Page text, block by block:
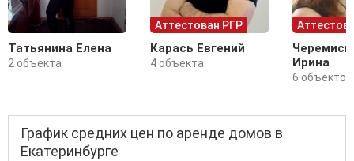
Татьянина Елена
2 объекта
Аттестован РГР
Карась Евгений
4 объекта
Ирина
6 объектов
График средних цен по аренде домов в
Екатеринбурге